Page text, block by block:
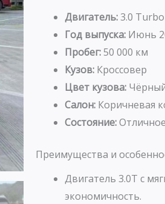
Двигатель:3.0
Год выпуска: Июнь
Пробег:50 000 км
Кузов: Кроссовер
Цвет кузова:
Салон: Коричневая
Состояние:
Преимущества и
Двигатель 3.0T с
экономичность.